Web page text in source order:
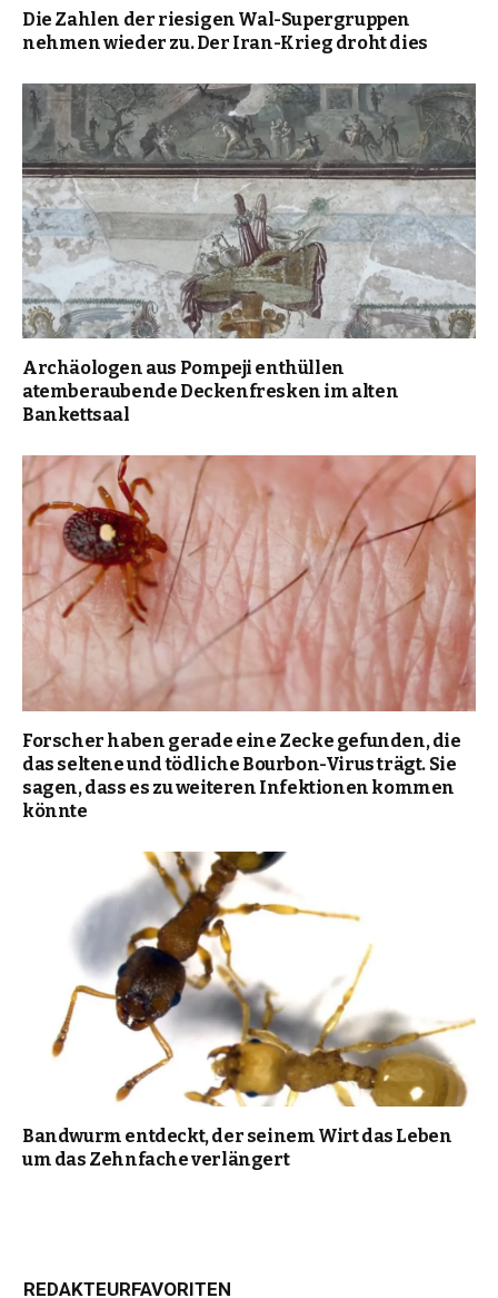
Die Zahlen der riesigen Wal-Supergruppen
nehmen wieder zu. Der Iran-Krieg droht dies
Archäologen aus Pompeji enthüllen
atemberaubende Deckenfresken im alten
Bankettsaal
Forscher haben gerade eine Zecke gefunden, die
das seltene und tödliche Bourbon-Virus trägt. Sie
sagen, dass es zu weiteren Infektionen kommen
könnte
Bandwurm entdeckt, der seinem Wirt das Leben
um das Zehnfache verlängert
REDAKTEURFAVORITEN